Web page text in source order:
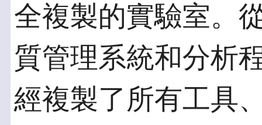
全複製的實驗室。
質管理系統和分析
經複製了所有工具